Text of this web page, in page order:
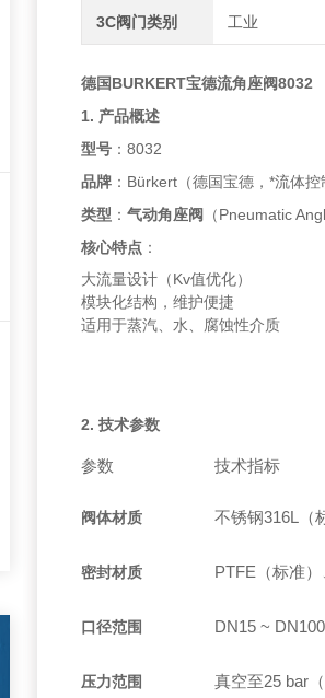
3C阀门类别 工业
德国BURKERT宝德流角座阀8032
1. 产品概述
型号 ：8032
品牌 ：Bürkert（德国宝德，*流体控
类型 ：气动角座阀
（Pneumatic
核心特点 ：
大流量设计（Kv值优化）
模块化结构，维护便捷
适用于蒸汽、水、腐蚀性介质
2. 技术参数
参数 技术指标
阀体材质 不锈钢316L（
密封材质 PTFE（标准
口径范围 DN15 ~ DN100
压力范围 真空至25 bar